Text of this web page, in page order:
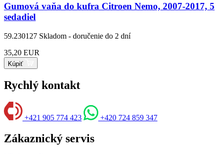
Gumová vaňa do kufra Citroen Nemo, 2007-2017, 5
sedadiel
59.230127 Skladom - doručenie do 2 dní
35,20 EUR
Kúpiť
Rychlý kontakt
+421 905 774 423 +420 724 859 347
Zákaznický servis